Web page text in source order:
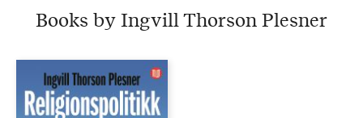
Books by Ingvill Thorson Plesner